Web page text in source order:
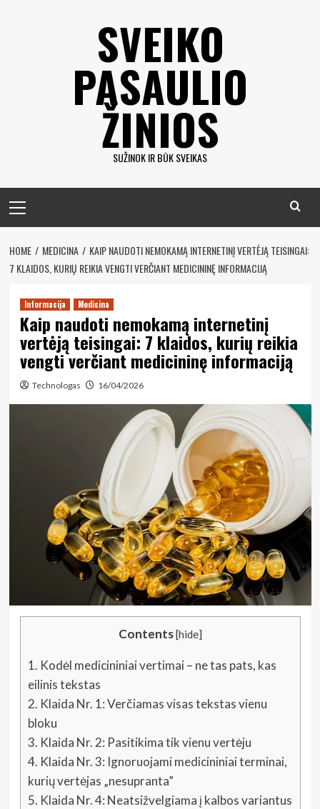
SVEIKO
PASAULIO
ŽINIOS
SUŽINOK IR BŪK SVEIKAS
meniu
HOME MEDICINA
KAIP NAUDOTI NEMOKAMĄ INTERNETINĮ VERTĖJĄ TEISINGAI:
7 KLAIDOS, KURIŲ REIKIA VENGTI VERČIANT MEDICININĘ INFORMACIJĄ
Informacija Medicina
Kaip naudoti nemokamą internetinį
vertėją teisingai: 7 klaidos, kurių reikia
vengti verčiant medicininę informaciją
Technologas 16/04/2026
Contents[hide]
1. Kodėl medicininiai vertimai – ne tas pats, kas
eilinis tekstas
2. Klaida Nr. 1: Verčiamas visas tekstas vienu
bloku
3. Klaida Nr. 2: Pasitikima tik vienu vertėju
4. Klaida Nr. 3: Ignoruojami medicininiai terminai,
kurių vertėjas „nesupranta”
5. Klaida Nr. 4: Neatsižvelgiama į kalbos variantus